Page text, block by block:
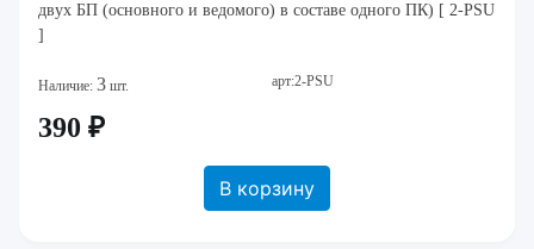
двух БП (основного и ведомого) в составе одного ПК) [ 2-PSU
]
Наличие: 3 шт. арт:2-PSU
390 ₽
В корзину